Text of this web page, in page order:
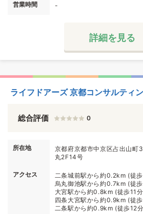
営業時間 -
詳細を見る
ライフドアーズ 京都コンサルティ
総合評価 0
所在地
京都府京都市中京区占出山町
丸2F14号
アクセス
二条城前駅から約0.2km (徒
烏丸御池駅から約0.7km (徒
大宮駅から約0.8km (徒歩11
四条大宮駅から約0.9km (徒
二条駅から約0.9km (徒歩12